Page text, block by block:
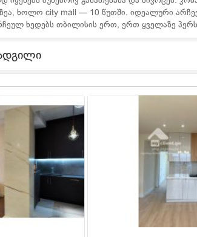
ხოლო city mall — 10 წუთში. იდეალური
ხედებს თბილისის ერთ, ერთ ყველაზე